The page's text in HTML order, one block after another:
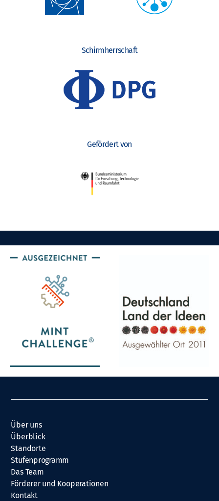
Schirmherrschaft
Gefördert von
Über uns
Überblick
Standorte
Stufenprogramm
Das Team
Förderer und Kooperationen
Kontakt